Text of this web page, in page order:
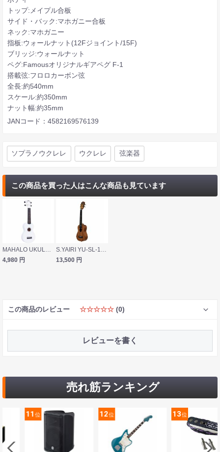
トップ:メイプル合板
サイド・バック:マホガニー合板
ネック:マホガニー
指板:ウォールナット(12Fジョイント/15F)
ブリッジ:ウォールナット
ペグ:Famousオリジナルギアペグ F-1
搭載弦:フロロカーボン弦
全長:約540mm
スケール:約350mm
ナット幅:約35mm
JANコード：4582169576139
ソプラノウクレレ ウクレレ 弦楽器
この商品を買った人はこんな商品も見ています
MAHALO UKULELE RAINBOW MR1 WT ウクレレ
4,980 円
S.YAIRI YU-SL-13MAS ソプラノロングネックウクレレ
13,500 円
この商品のレビュー ☆☆☆☆☆ (0)
レビューを書く
売れ筋ランキング
11位 12位 13位